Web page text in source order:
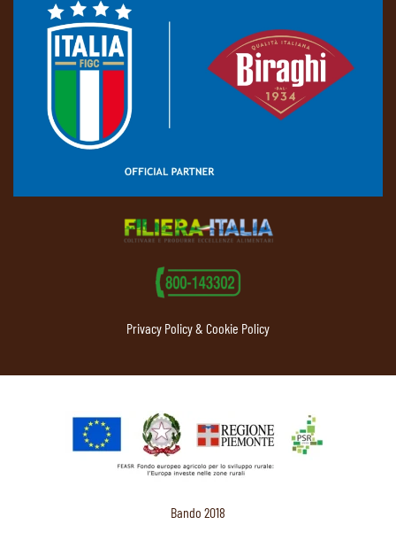
Privacy Policy & Cookie Policy
Bando 2018